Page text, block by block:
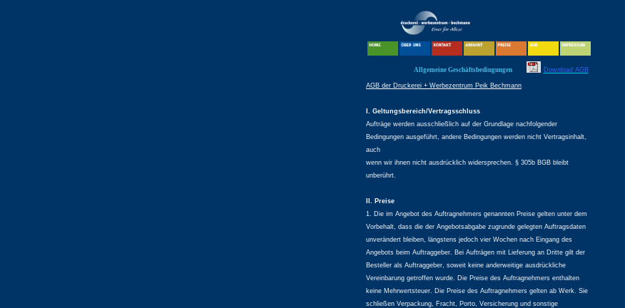
Allgemeine Geschäftsbedingungen Download AGB
AGB der Druckerei + Werbezentrum Peik Bechmann
I. Geltungsbereich/Vertragsschluss
Aufträge werden ausschließlich auf der Grundlage nachfolgender
Bedingungen ausgeführt, andere Bedingungen werden nicht Vertragsinhalt,
auch
wenn wir ihnen nicht ausdrücklich widersprechen. § 305b BGB bleibt
unberührt.
II. Preise
1. Die im Angebot des Auftragnehmers genannten Preise gelten unter dem
Vorbehalt, dass die der Angebotsabgabe zugrunde gelegten Auftragsdaten
unverändert bleiben, längstens jedoch vier Wochen nach Eingang des
Angebots beim Auftraggeber. Bei Aufträgen mit Lieferung an Dritte gilt der
Besteller als Auftraggeber, soweit keine anderweitige ausdrückliche
Vereinbarung getroffen wurde. Die Preise des Auftragnehmers enthalten
keine Mehrwertsteuer. Die Preise des Auftragnehmers gelten ab Werk. Sie
schließen Verpackung, Fracht, Porto, Versicherung und sonstige